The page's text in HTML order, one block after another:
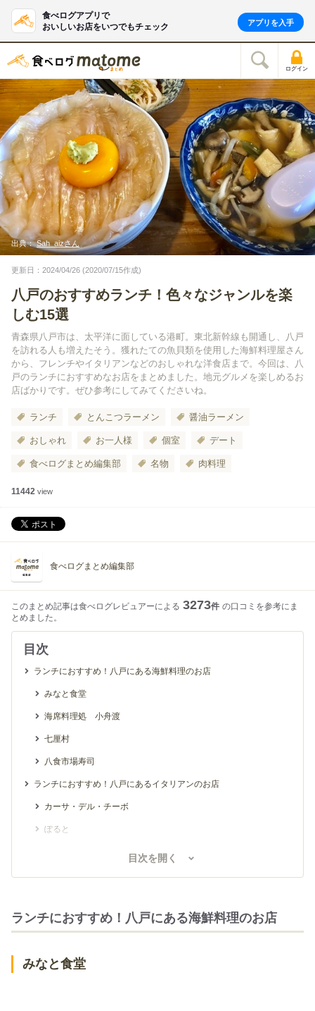
食べログアプリで
おいしいお店をいつでもチェック
アプリを入手
ログイン
出典：Sah_aizさん
更新日：2024/04/26 (2020/07/15作成)
八戸のおすすめランチ！色々なジャンルを楽
しむ15選
青森県八戸市は、太平洋に面している港町。東北新幹線も開通し、八戸
を訪れる人も増えたそう。獲れたての魚貝類を使用した海鮮料理屋さん
から、フレンチやイタリアンなどのおしゃれな洋食店まで。今回は、八
戸のランチにおすすめなお店をまとめました。地元グルメを楽しめるお
店ばかりです。ぜひ参考にしてみてくださいね。
ランチ とんこつラーメン 醤油ラーメン
おしゃれ お一人様 個室 デート
食べログまとめ編集部 名物 肉料理
11442 view
食べログまとめ編集部
このまとめ記事は食べログレビュアーによる 3273件 の口コミを参考にま
とめました。
目次
ランチにおすすめ！八戸にある海鮮料理のお店
みなと食堂
海席料理処 小舟渡
七厘村
八食市場寿司
ランチにおすすめ！八戸にあるイタリアンのお店
カーサ・デル・チーボ
ぽると
中国料理 庄屋
ル ムロン デ オワゾ
目次を開く
ランチにおすすめ！八戸にある海鮮料理のお店
みなと食堂